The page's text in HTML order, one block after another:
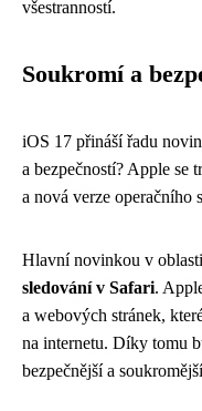
všestranností.
Soukromí a
iOS 17 přináší řadu
a bezpečností? Apple se
a nová verze operačního
Hlavní novinkou v
sledování v Safari.
a webových stránek,
na internetu. Díky tomu
bezpečnější a